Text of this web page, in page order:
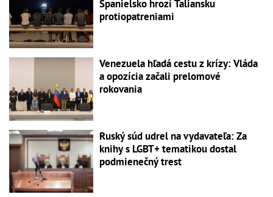
Španielsko hrozí Taliansku
protiopatreniami
Venezuela hľadá cestu z krízy: Vláda
a opozícia začali prelomové
rokovania
Ruský súd udrel na vydavateľa: Za
knihy s LGBT+ tematikou dostal
podmienečný trest